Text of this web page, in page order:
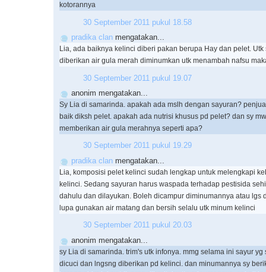
kotorannya
30 September 2011 pukul 18.58
pradika clan mengatakan...
Lia, ada baiknya kelinci diberi pakan berupa Hay dan pelet. Utk
diberikan air gula merah diminumkan utk menambah nafsu
30 September 2011 pukul 19.07
anonim mengatakan...
Sy Lia di samarinda. apakah ada mslh dengan sayuran?
baik diksh pelet. apakah ada nutrisi khusus pd pelet? dan sy
memberikan air gula merahnya seperti apa?
30 September 2011 pukul 19.29
pradika clan mengatakan...
Lia, komposisi pelet kelinci sudah lengkap untuk melengkapi
kelinci. Sedang sayuran harus waspada terhadap pestisida
dahulu dan dilayukan. Boleh dicampur diminumannya atau lgs
lupa gunakan air matang dan bersih selalu utk minum kelinci
30 September 2011 pukul 20.03
anonim mengatakan...
sy Lia di samarinda. trim's utk infonya. mmg selama ini sayur yg
dicuci dan lngsng diberikan pd kelinci. dan minumannya sy